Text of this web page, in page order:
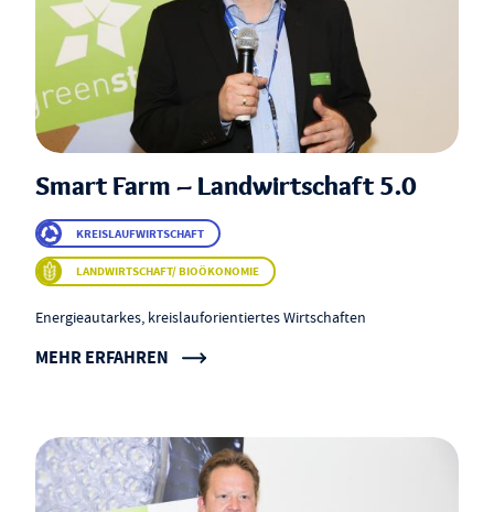
Smart Farm – Landwirtschaft 5.0
KREISLAUFWIRTSCHAFT
LANDWIRTSCHAFT/ BIOÖKONOMIE
Energieautarkes, kreislauforientiertes Wirtschaften
MEHR ERFAHREN